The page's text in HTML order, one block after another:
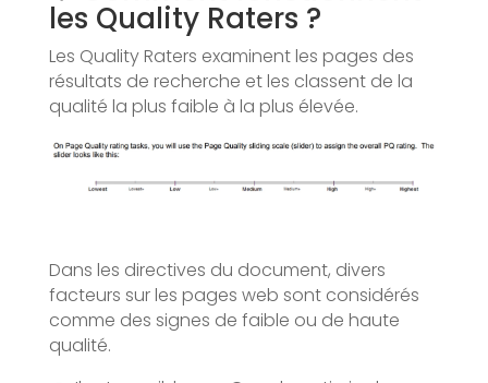
les Quality Raters ?
Les Quality Raters examinent les pages des
résultats de recherche et les classent de la
qualité la plus faible à la plus élevée.
Dans les directives du document, divers
facteurs sur les pages web sont considérés
comme des signes de faible ou de haute
qualité.